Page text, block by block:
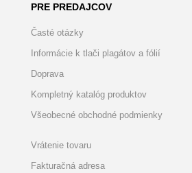
PRE PREDAJCOV
Časté otázky
Informácie k tlači plagátov a fólií
Doprava
Kompletný katalóg produktov
Všeobecné obchodné podmienky
Vrátenie tovaru
Fakturačná adresa